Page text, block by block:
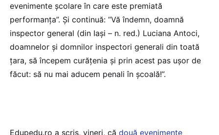
evenimente școlare în care este premiată
performanța”. Și continuă: “Vă îndemn, doamnă
inspector general (din Iași – n. red.) Luciana Antoci,
doamnelor și domnilor inspectori generali din toată
țara, să începem curățenia și prin acest pas ușor de
făcut: să nu mai aducem penali în școală!”.
Edupedu.ro a scris, vineri, că două evenimente